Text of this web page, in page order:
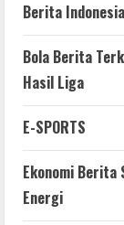
Berita Indonesia
Bola Berita
Hasil Liga
E-SPORTS
Ekonomi Berita
Energi